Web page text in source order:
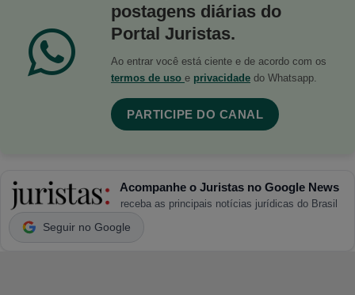
postagens diárias do
Portal Juristas.
Ao entrar você está ciente e de acordo com os
termos de uso e privacidade do Whatsapp.
PARTICIPE DO CANAL
Acompanhe o Juristas no Google News
receba as principais notícias jurídicas do Brasil
Seguir no Google